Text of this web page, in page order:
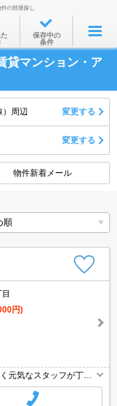
から
の部屋探し
保存中の
条件
貸マンション・ア
）周辺 変更する
変更する
物件新着メール
円)
元気なスタッフが丁寧
わせ下さい☆★